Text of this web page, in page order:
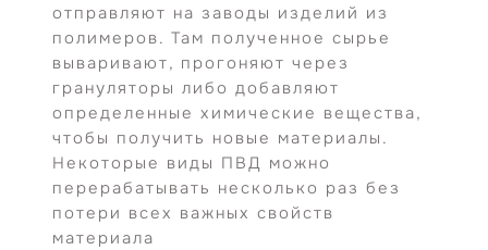
отправляют на заводы изделий из
полимеров. Там полученное сырье
вываривают, прогоняют через
грануляторы либо добавляют
определенные химические вещества,
чтобы получить новые материалы.
Некоторые виды ПВД можно
перерабатывать несколько раз без
потери всех важных свойств
материала